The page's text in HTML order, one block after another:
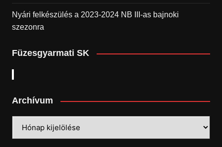
Nyári felkészülés a 2023-2024 NB III-as bajnoki
szezonra
Füzesgyarmati SK
Archívum